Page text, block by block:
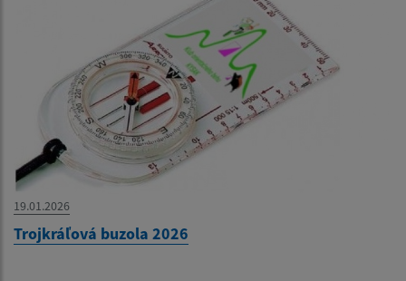
19.01.2026
Trojkráľová buzola 2026